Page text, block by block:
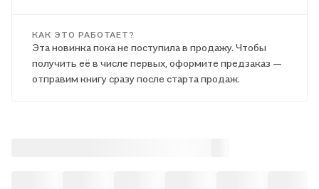
КАК ЭТО РАБОТАЕТ?
Эта новинка пока не поступила в продажу. Чтобы
получить её в числе первых, оформите предзаказ —
отправим книгу сразу после старта продаж.